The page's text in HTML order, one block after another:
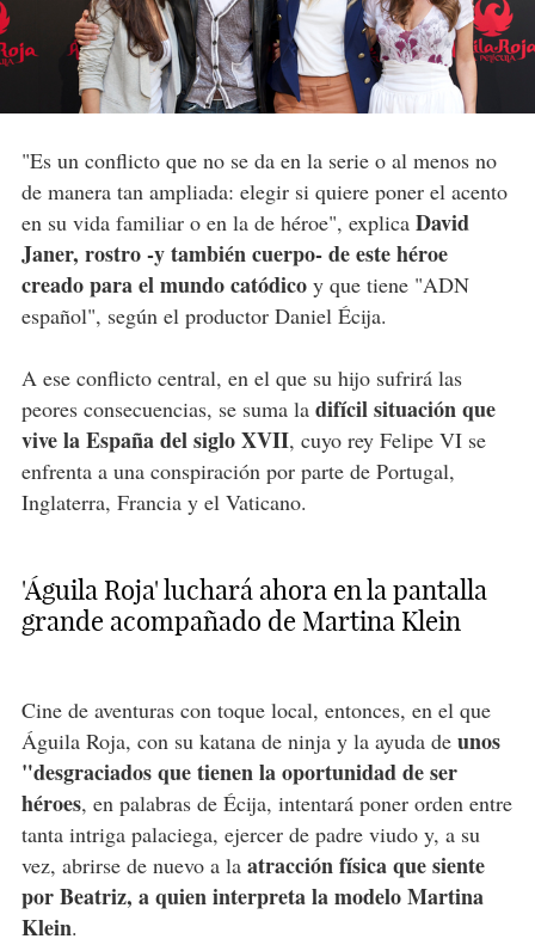
"Es un conflicto que no se da en la serie o al menos no
de manera tan ampliada: elegir si quiere poner el acento
en su vida familiar o en la de héroe", explica David
Janer, rostro -y también cuerpo- de este héroe
creado para el mundo catódicoy que tiene "ADN
español", según el productor Daniel Écija.
A ese conflicto central, en el que su hijo sufrirá las
peores consecuencias, se suma la difícil situación que
vive la España del siglo XVII, cuyo rey Felipe VI se
enfrenta a una conspiración por parte de Portugal,
Inglaterra, Francia y el Vaticano.
'Águila Roja' luchará ahora en la pantalla
grande acompañado de Martina Klein
Cine de aventuras con toque local, entonces, en el que
Águila Roja, con su katana de ninja y la ayuda de unos
"desgraciados que tienen la oportunidad de ser
héroes, en palabras de Écija, intentará poner orden entre
tanta intriga palaciega, ejercer de padre viudo y, a su
vez, abrirse de nuevo a la atracción física que siente
por Beatriz, a quien interpreta la modelo Martina
Klein.